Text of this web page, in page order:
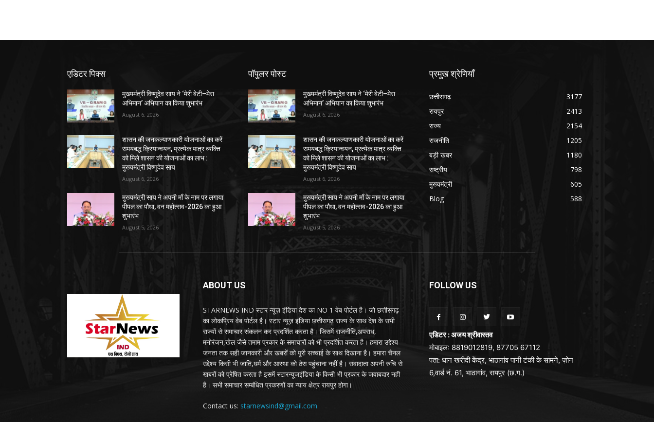
एडिटर पिक्स
मुख्यमंत्री विष्णुदेव साय ने ‘मेरी बेटी–मेरा
अभिमान’ अभियान का किया शुभारंभ
August 6, 2026
शासन की जनकल्याणकारी योजनाओं का करें
समयबद्ध क्रियान्वयन, प्रत्येक पात्र व्यक्ति
को मिले शासन की योजनाओं का लाभ :
मुख्यमंत्री विष्णुदेव साय
August 6, 2026
मुख्यमंत्री साय ने अपनी माँ के नाम पर लगाया
पीपल का पौधा, वन महोत्सव-2026 का हुआ
शुभारंभ
August 5, 2026
पॉपुलर पोस्ट
मुख्यमंत्री विष्णुदेव साय ने ‘मेरी बेटी–मेरा
अभिमान’ अभियान का किया शुभारंभ
August 6, 2026
शासन की जनकल्याणकारी योजनाओं का करें
समयबद्ध क्रियान्वयन, प्रत्येक पात्र व्यक्ति
को मिले शासन की योजनाओं का लाभ :
मुख्यमंत्री विष्णुदेव साय
August 6, 2026
मुख्यमंत्री साय ने अपनी माँ के नाम पर लगाया
पीपल का पौधा, वन महोत्सव-2026 का हुआ
शुभारंभ
August 5, 2026
प्रमुख श्रेणियाँ
छत्तीसगढ़
3177
रायपुर
2413
राज्य
2154
राजनीति
1205
बड़ी खबर
1180
राष्ट्रीय
798
मुख्यमंत्री
605
Blog
588
ABOUT US
STARNEWS IND स्टार न्यूज़ इंडिया देश का NO 1 वेब पोर्टल है। जो छत्तीसगढ़
का लोकप्रिय वेब पोर्टल है। स्टार न्यूज़ इंडिया छत्तीसगढ़ राज्य के साथ देश के सभी
राज्यों से समाचार संकलन कर प्रदर्शित करता है। जिसमें राजनीति,अपराध,
मनोरंजन,खेल जैसे तमाम प्रकार के समाचारों को भी प्रदर्शित करता है। हमारा उद्देश्य
जनता तक सही जानकारी और खबरों को पूरी सच्चाई के साथ दिखाना है। हमारा चैनल
उद्देश्य किसी भी जाति,धर्म और आस्था को ठेस पहुंचाना नहीं है। संवादाता अपनी रुचि से
खबरों को प्रेषित करता है इसमें स्टारन्यूजइंडिया के किसी भी प्रकार के जवाबदार नही
है। सभी समाचार सम्बंधित प्रकरणों का न्याय क्षेत्र रायपुर होगा।
Contact us: starnewsind@gmail.com
FOLLOW US
एडिटर : अजय श्रीवास्तव
मोबाइल: 8819012819, 87705 67112
पता: धान खरीदी केंद्र, भाठागांव पानी टंकी के सामने, ज़ोन
6,वार्ड नं. 61, भाठागांव, रायपुर (छ.ग.)